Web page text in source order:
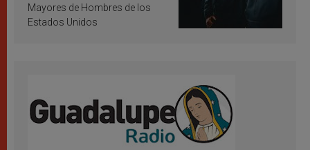
Mayores de Hombres de los
Estados Unidos